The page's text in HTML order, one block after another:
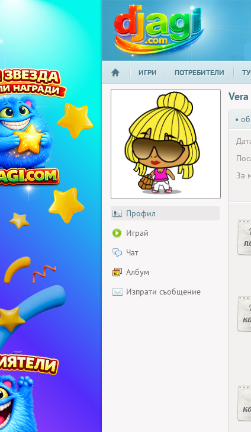
НАЧАЛО
ИГРИ ПОТРЕБИТЕЛИ
Профил
Играй
Чат
Албум
Изпрати съобщение
Vera
•
За